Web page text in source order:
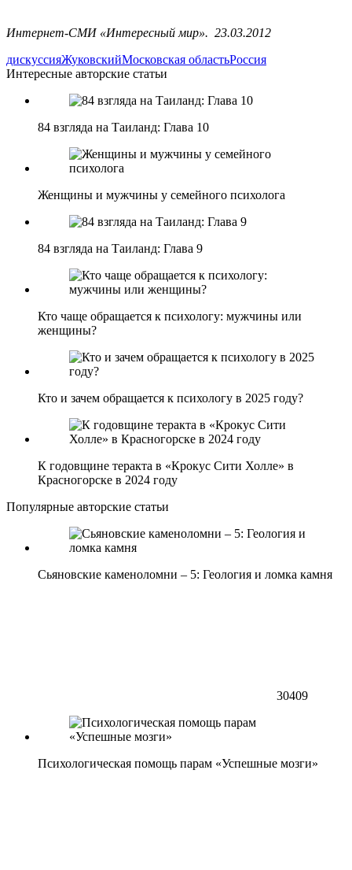
Интернет-СМИ «Интересный мир». 23.03.2012
дискуссияЖуковскийМосковская областьРоссия
Интересные авторские статьи
84 взгляда на Таиланд: Глава 10
Женщины и мужчины у семейного психолога
84 взгляда на Таиланд: Глава 9
Кто чаще обращается к психологу: мужчины или
женщины?
Кто и зачем обращается к психологу в 2025 году?
К годовщине теракта в «Крокус Сити Холле» в
Красногорске в 2024 году
Популярные авторские статьи
Сьяновские каменоломни – 5: Геология и ломка камня
30409
Психологическая помощь парам «Успешные мозги»